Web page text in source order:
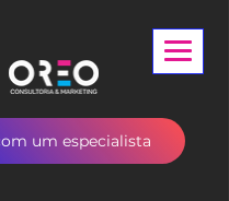
um especialista